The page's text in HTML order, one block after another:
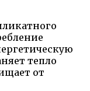
тепло
от